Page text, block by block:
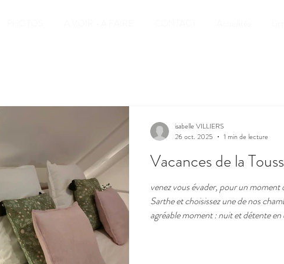
Vacances de la
venez vous évader, pour un moment
Sarthe et choisissez une de nos
agréable moment : nuit et détente
isabelle VILLIERS
26 oct. 2025
1 min de lecture